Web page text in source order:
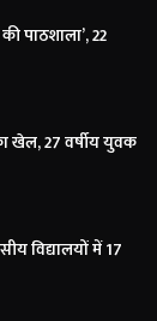
पाठशाला’, 22
खेल, 27 वर्षीय युवक
विद्यालयों में 17